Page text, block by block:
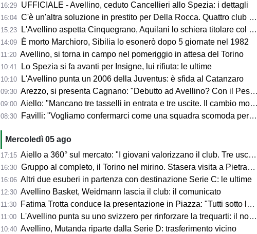
16:29 UFFICIALE - Avellino, ceduto Cancellieri allo Spezia: i dettagli
16:04 C'è un'altra soluzione in prestito per Della Rocca. Quattro club su Manzi
15:23 L'Avellino aspetta Cinquegrano, Aquilani lo schiera titolare col Sassuolo
14:09 È morto Marchioro, Sibilia lo esonerò dopo 5 giornate nel 1982
11:20 Avellino, si torna in campo nel pomeriggio in attesa del Torino
10:41 Lo Spezia si fa avanti per Insigne, lui rifiuta: le ultime
10:10 L'Avellino punta un 2006 della Juventus: è sfida al Catanzaro
09:30 Arezzo, si presenta Cagnano: "Debutto ad Avellino? Con il Pescara andò bene. Gol dell'ex? Ho rispetto per la piazza e i compagni, non esulterei"
09:00 Aiello: "Mancano tre tasselli in entrata e tre uscite. Il cambio modulo? Una squadra camaleontica non dà punti di riferimento". Sull'esterno e il trequartista...
08:30 Favilli: "Vogliamo confermarci come una squadra scomoda per tutti. La concorrenza ben venga. Io mi sento bene"
Mercoledì 05 ago
17:15 Aiello a 360° sul mercato: "I giovani valorizzano il club. Tre uscite ancora da fare". Sul modulo, la difesa, Licina e Marina...
16:30 Gruppo al completo, il Torino nel mirino. Stasera visita a Pietrastornina
16:06 Altri due esuberi in partenza con destinazione Serie C: le ultime
12:30 Avellino Basket, Weidmann lascia il club: il comunicato
11:30 Fatima Trotta conduce la presentazione in Piazza: "Tutti sotto lo stesso cielo"
11:00 L'Avellino punta su uno svizzero per rinforzare la trequarti: il nome
10:40 Avellino, Mutanda riparte dalla Serie D: trasferimento vicino